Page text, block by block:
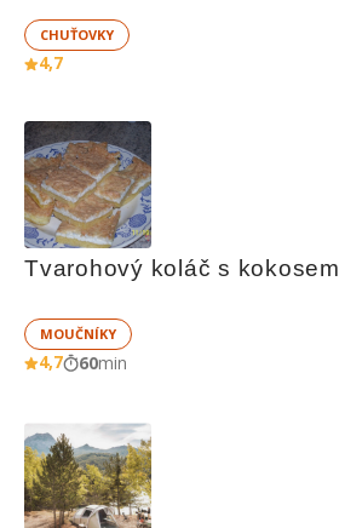
CHUŤOVKY
4,7
Tvarohový koláč s kokosem
MOUČNÍKY
4,7 60min